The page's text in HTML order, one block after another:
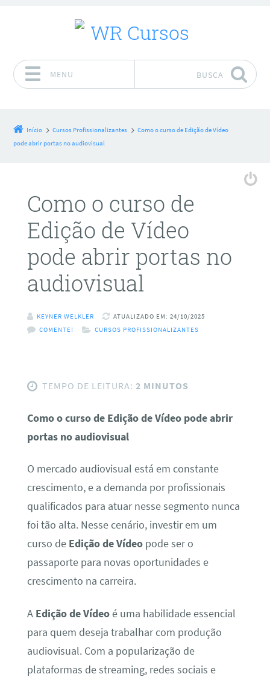
MENU BUSCA
Início Cursos Profissionalizantes
Como o curso de Edição de Vídeo
pode abrir portas no audiovisual
Como o curso de
Edição de Vídeo
pode abrir portas no
audiovisual
KEYNER WELKLER
ATUALIZADO EM: 24/10/2025
COMENTE!
CURSOS PROFISSIONALIZANTES
TEMPO DE LEITURA: 2 MINUTOS
Como o curso de Edição de Vídeo pode abrir
portas no audiovisual
O mercado audiovisual está em constante
crescimento, e a demanda por profissionais
qualificados para atuar nesse segmento nunca
foi tão alta. Nesse cenário, investir em um
curso de Edição de Vídeopode ser o
passaporte para novas oportunidades e
crescimento na carreira.
A Edição de Vídeoé uma habilidade essencial
para quem deseja trabalhar com produção
audiovisual. Com a popularização de
plataformas de streaming, redes sociais e